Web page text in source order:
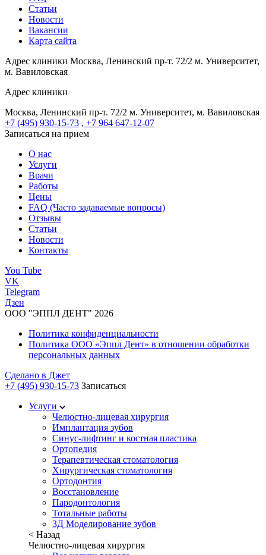
Статьи
Новости
Вакансии
Карта сайта
Адрес клиники Москва, Ленинский пр-т. 72/2 м. Университет,
м. Вавиловская
Адрес клиники
Москва, Ленинский пр-т. 72/2 м. Университет, м. Вавиловская
+7 (495) 930-15-73 , +7 964 647-12-07
Записаться на прием
О нас
Услуги
Врачи
Работы
Цены
FAQ (Часто задаваемые вопросы)
Отзывы
Статьи
Новости
Контакты
You Tube
VK
Telegram
Дзен
ООО "ЭППЛ ДЕНТ" 2026
Политика конфиденциальности
Политика ООО «Эппл Дент» в отношении обработки
персональных данных
Сделано в Джет
+7 (495) 930-15-73 Записаться
Услуги
Челюстно-лицевая хирургия
Имплантация зубов
Синус-лифтинг и костная пластика
Ортопедия
Терапевтическая стоматология
Хирургическая стоматология
Ортодонтия
Восстановление
Пародонтология
Тотальные работы
3Д Моделирование зубов
< Назад
Челюстно-лицевая хирургия